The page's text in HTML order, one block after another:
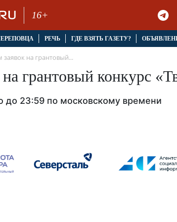
16+
РЕЧЬ ГДЕ ВЗЯТЬ ГАЗЕТУ?
заявок на грантовый...
грантовый конкурс
до 23:59 по московскому времени